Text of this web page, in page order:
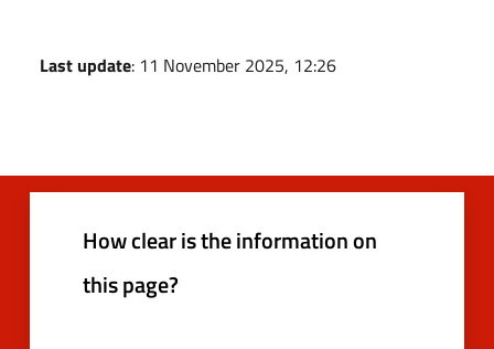
Last update: 11 November 2025, 12:26
How clear is the information on
this page?